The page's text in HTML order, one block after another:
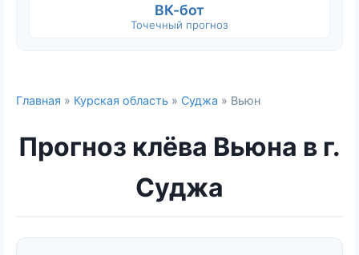
ВК-бот
Точечный прогноз
Главная » Курская область » Суджа » Вьюн
Прогноз клёва Вьюна в г.
Суджа